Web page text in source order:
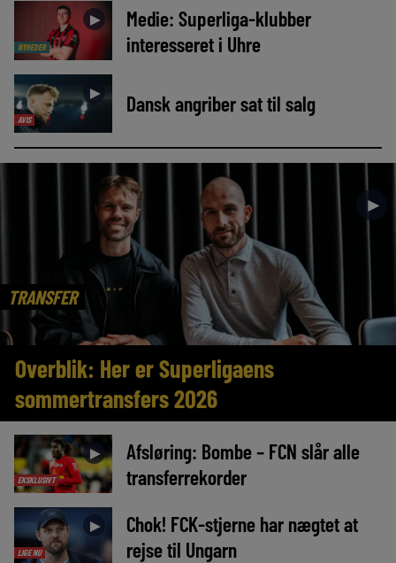
NYHEDER
►
Medie: Superliga-klubber
interesseret i Uhre
AVIS
► Dansk angriber sat til salg
TRANSFER
►
Overblik: Her er Superligaens
sommertransfers 2026
EKSKLUSIVT
►
Afsløring: Bombe – FCN slår alle
transferrekorder
LIGE NU
►
Chok! FCK-stjerne har nægtet at
rejse til Ungarn